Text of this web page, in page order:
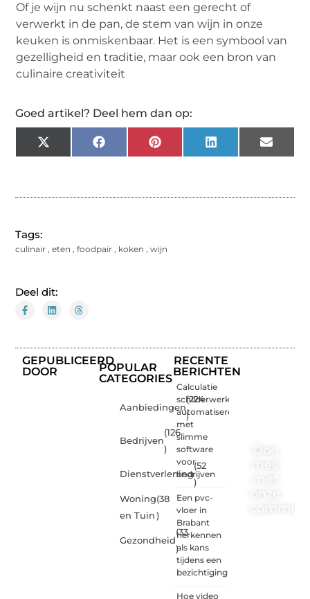
Of je wijn nu schenkt naast een gerecht of
verwerkt in de pan, de stem van wijn in onze
keuken is onmiskenbaar. Het is een symbool van
gezelligheid en traditie, maar ook een bron van
culinaire creativiteit
Goed artikel? Deel hem dan op:
X
(Twitter)
Facebook Pinterest LinkedIn Email
Tags:
culinair ,eten ,foodpair koken ,wijn
Deel dit:
GEPUBLICEERD
DOOR
POPULAR
CATEGORIES
Aanbiedingen
(224
)
Bedrijven
(126
)
Dienstverlening
(52
)
Woning
en Tuin
(38
)
Gezondheid
(33
)
RECENTE
BERICHTEN
Calculatie
schilderwerk
automatiseren
met
slimme
software
voor
bedrijven
Een pvc-
vloer in
Brabant
herkennen
als kans
tijdens een
bezichtiging
Hoe video